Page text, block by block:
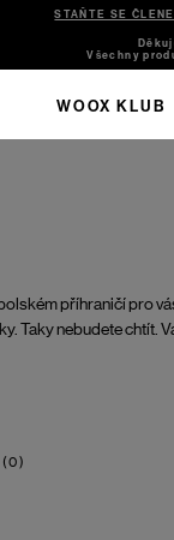
STAŇTE SE
Všechny
WOOX KLUB
příhraničí pro
Taky nebudete chtít.